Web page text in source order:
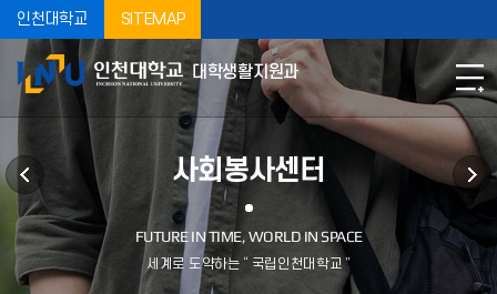
인천대학교 SITEMAP
대학생활지원과
사회봉사센터